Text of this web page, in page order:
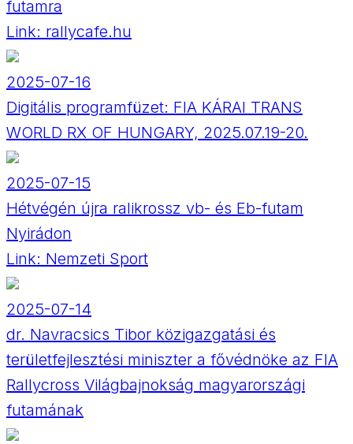
futamra
Link: rallycafe.hu
2025-07-16
Digitális programfüzet: FIA KÁRAI TRANS
WORLD RX OF HUNGARY, 2025.07.19-20.
2025-07-15
Hétvégén újra ralikrossz vb- és Eb-futam
Nyirádon
Link: Nemzeti Sport
2025-07-14
dr. Navracsics Tibor közigazgatási és
területfejlesztési miniszter a fővédnöke az FIA
Rallycross Világbajnokság magyarországi
futamának